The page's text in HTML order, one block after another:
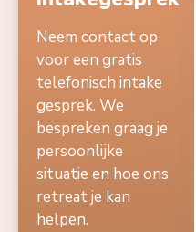
Neem contact op
voor een gratis
telefonisch intake
gesprek. We
bespreken graag je
persoonlijke
situatie en hoe ons
retreat je kan
helpen.